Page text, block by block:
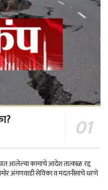
आलेल्या कामांचे आदेश तात्काळ रद्द
अंगणवाडी सेविका व मदतनीसांचे धरणे